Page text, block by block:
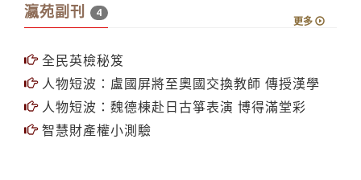
瀛苑副刊 4
更多
全民英檢秘笈
人物短波：盧國屏將至奧國交換教師 傳授漢學
人物短波：魏德棟赴日古箏表演 博得滿堂彩
智慧財產權小測驗